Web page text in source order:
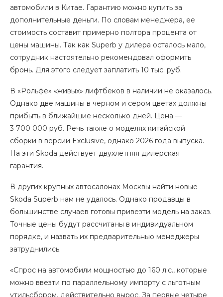
автомобили в Китае. Гарантию можно купить за
дополнительные деньги. По словам менеджера, ее
стоимость составит примерно полтора процента от
цены машины. Так как Superb у дилера осталось мало,
сотрудник настоятельно рекомендовал оформить
бронь. Для этого следует заплатить 10 тыс. руб.
В «Рольфе» «живых» лифтбеков в наличии не оказалось.
Однако две машины в черном и сером цветах должны
прибыть в ближайшие несколько дней. Цена —
3 700 000 руб. Речь также о моделях китайской
сборки в версии Exсlusive, однако 2026 года выпуска.
На эти Skoda действует двухлетняя дилерская
гарантия.
В других крупных автосалонах Москвы найти новые
Skoda Superb нам не удалось. Однако продавцы в
большинстве случаев готовы привезти модель на заказ.
Точные цены будут рассчитаны в индивидуальном
порядке, и назвать их предварительныо менеджеры
затруднились.
«Спрос на автомобили мощностью до 160 л.с., которые
можно ввезти по параллельному импорту с льготным
утильсбором, действительно вырос. За первые четыре